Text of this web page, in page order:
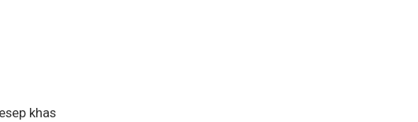
khas